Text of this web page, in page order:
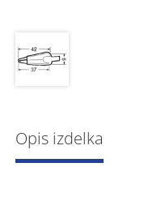
Opis izdelka